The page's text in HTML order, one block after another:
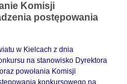
Komisji
postępowania
w Kielcach z dnia
na stanowisko Dyrektora
powołania Komisji
konkursowego na